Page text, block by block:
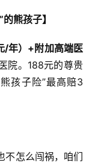
熊孩子】
/年）+附加高端医
院。188元的尊贵
孩子险”最高赔3
不怎么闯祸，咱们